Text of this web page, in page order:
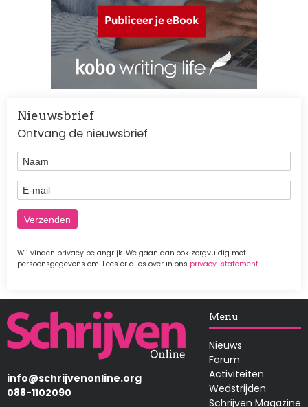
Nieuwsbrief
Ontvang de nieuwsbrief
Naam
E-mail
Wij vinden privacy belangrijk. We gaan dan ook zorgvuldig met
persoonsgegevens om. Lees er alles over in ons privacy-statement.
Afbeelding
info@schrijvenonline.org
088-1102090
Menu
Nieuws
Forum
Activiteiten
Wedstrijden
Schrijven Magazine